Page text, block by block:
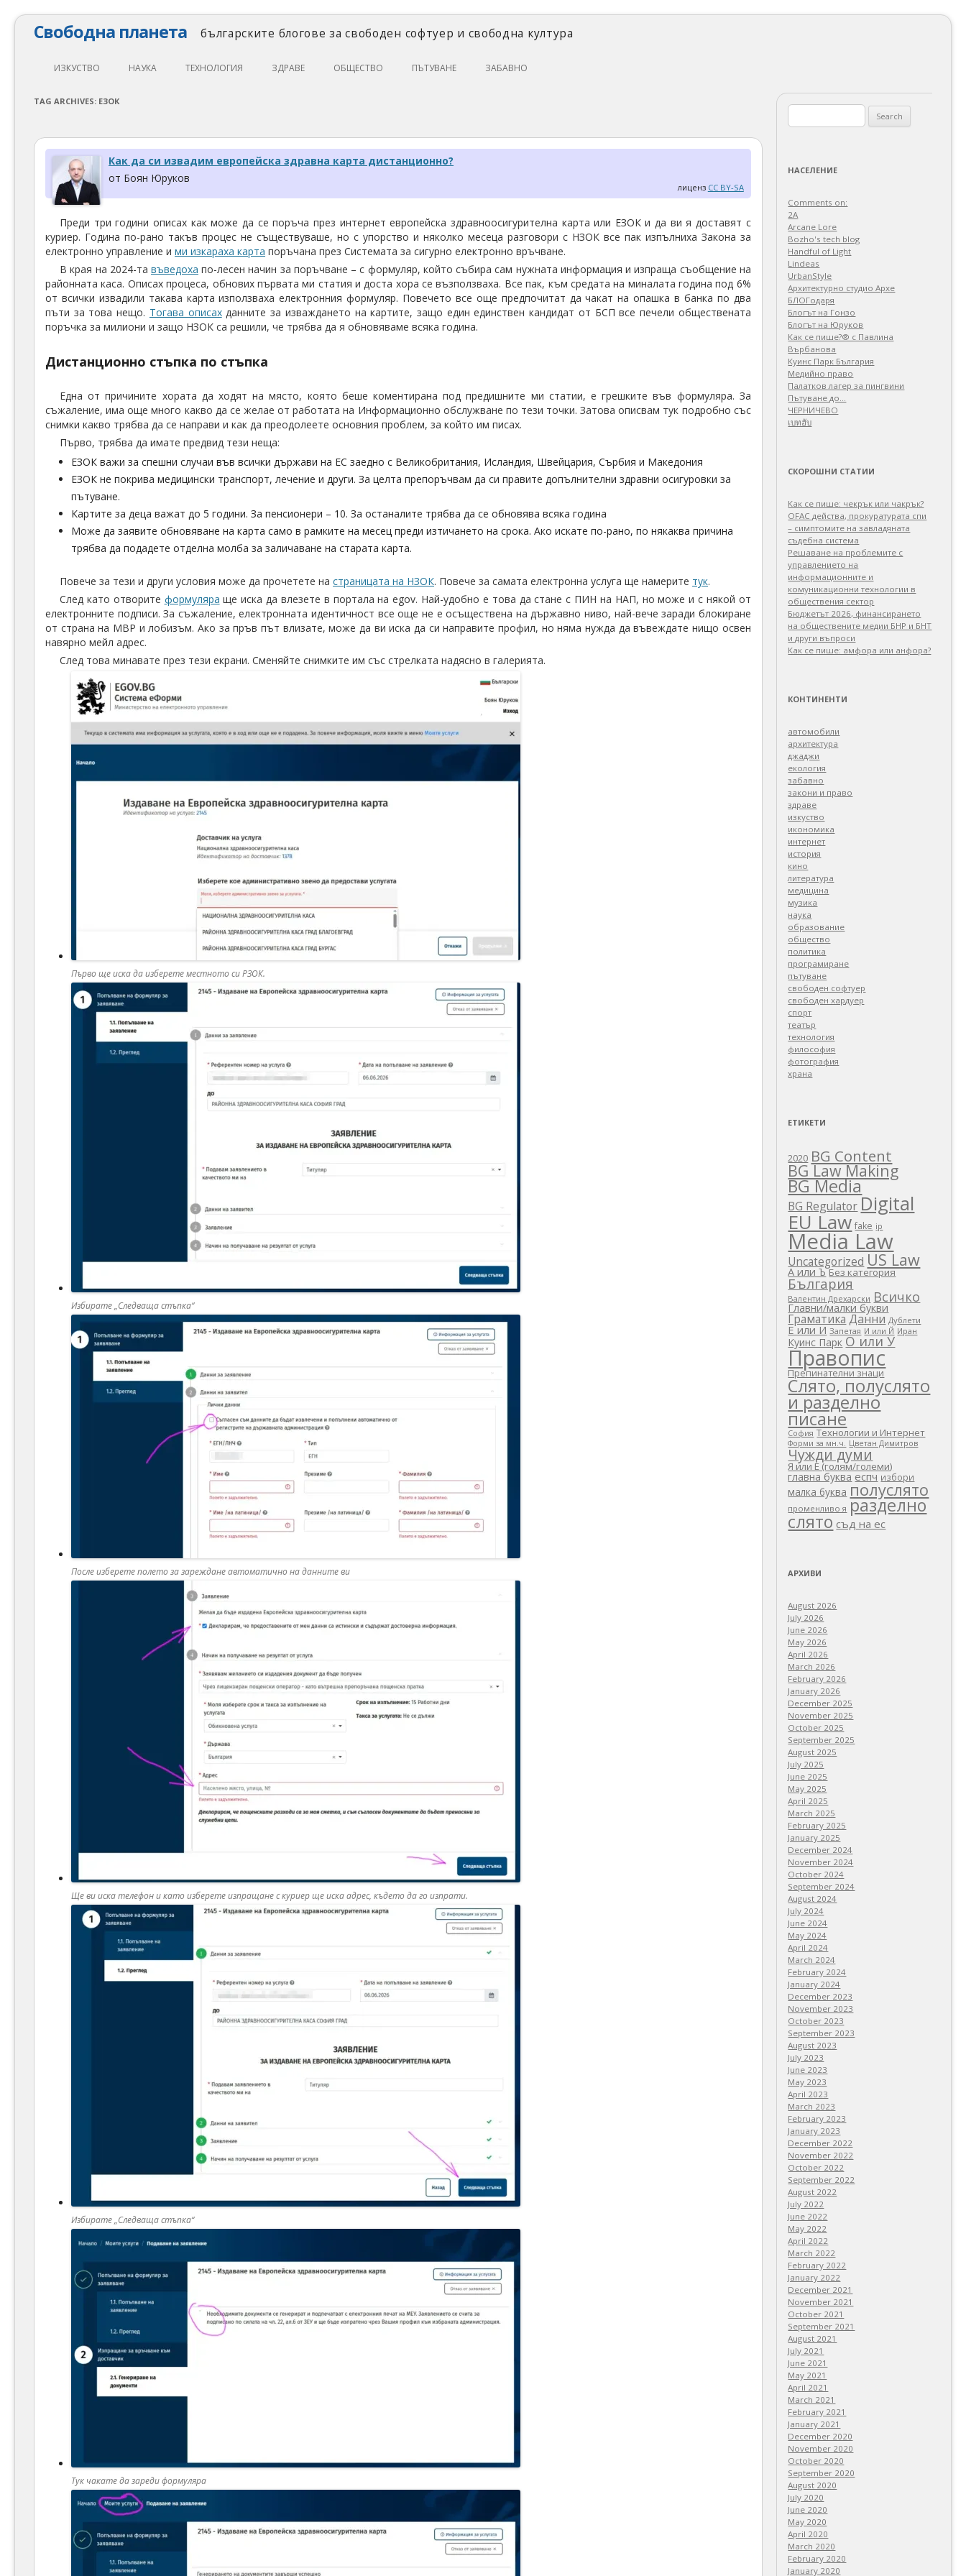
Свободна планета българските блогове за свободен софтуер и свободна култура
Skip
to
ИЗКУСТВО
КИНО
МУЗИКА
ФОТОГРАФИЯ
НАУКА
ФИЗИКА
ОБРАЗОВАНИЕ
ТЕХНОЛОГИЯ
СВОБОДЕН ХАРДУЕР
ДЖАДЖИ
ИНТЕРНЕТ
ЗДРАВЕ ОБЩЕСТВО
ЦИФРОВИ ПРАВА
ПЪТУВАНЕ ЗАБАВНО
TAG ARCHIVES: ЕЗОК
Как да си извадим европейска здравна карта дистанционно?
от Боян Юруков
лиценз CC BY-SA
Преди три години описах как може да се поръча през интернет европейска здравноосигурителна карта или ЕЗОК и да ви я доставят с
куриер. Година по-рано такъв процес не съществуваше, но с упорство и няколко месеца разговори с НЗОК все пак изпълниха Закона за
електронно управление ими изкараха карта поръчана през Системата за сигурно електронно връчване.
В края на 2024-та въведоха по-лесен начин за поръчване – с формуляр, който събира сам нужната информация и изпраща съобщение на
районната каса. Описах процеса, обнових първата ми статия и доста хора се възползваха. Все пак, към средата на миналата година под 6%
от всички извадили такава карта използваха електронния формуляр. Повечето все още предпочитат да чакат на опашка в банка по два
пъти за това нещо. Тогава описахданните за изваждането на картите, защо един единствен кандидат от БСП все печели обществената
поръчка за милиони и защо НЗОК са решили, че трябва да я обновяваме всяка година.
Дистанционно стъпка по стъпка
Една от причините хората да ходят на място, която беше коментирана под предишните ми статии, е грешките във формуляра. За
съжаление, има още много какво да се желае от работата на Информационно обслужване по тези точки. Затова описвам тук подробно със
снимки какво трябва да се направи и как да преодолеете основния проблем, за който им писах.
Първо, трябва да имате предвид тези неща:
ЕЗОК важи за спешни случаи във всички държави на ЕС заедно с Великобритания, Исландия, Швейцария, Сърбия и Македония
ЕЗОК не покрива медицински транспорт, лечение и други. За целта препоръчвам да си правите допълнителни здравни осигуровки за
пътуване.
Картите за деца важат до 5 години. За пенсионери – 10. За останалите трябва да се обновява всяка година
Може да заявите обновяване на карта само в рамките на месец преди изтичането на срока. Ако искате по-рано, по някаква причина
трябва да подадете отделна молба за заличаване на старата карта.
Повече за тези и други условия може да прочетете настраницата на НЗОК. Повече за самата електронна услуга ще намерите тук.
След като отворите формуляра ще иска да влезете в портала на egov. Най-удобно е това да стане с ПИН на НАП, но може и с някой от
електронните подписи. За съжаление, електронната идентичност все още не е осъществена на държавно ниво, най-вече заради блокиране
от страна на МВР и лобизъм. Ако за пръв път влизате, може да ви иска да си направите профил, но няма нужда да въвеждате нищо освен
навярно мейл адрес.
След това минавате през тези екрани. Сменяйте снимките им със стрелката надясно в галерията.
Първо ще иска да изберете местното си РЗОК.
Избирате „Следваща стъпка“
После изберете полето за зареждане автоматично на данните ви
Ще ви иска телефон и като изберете изпращане с куриер ще иска адрес, където да го изпрати.
Избирате „Следваща стъпка“
Тук чакате да зареди формуляра
for:
НАСЕЛЕНИЕ
Comments on:
2A
Arcane Lore
Bozho's tech blog
Handful of Light
Lindeas
UrbanStyle
Архитектурно студио Архе
БЛОГодаря
Блогът на Гонзо
Блогът на Юруков
Как се пише?® с Павлина
Върбанова
Куинс Парк България
Медийно право
Палатков лагер зa пингвини
Пътуване до…
ЧЕРНИЧЕВО
เบทฮับ
СКОРОШНИ СТАТИИ
Как се пише: чекрък или чакрък?
OFAC действа, прокуратурата спи
– симптомите на завладяната
съдебна система
Решаване на проблемите с
управлението на
информационните и
комуникационни технологии в
обществения сектор
Бюджетът 2026, финансирането
на обществените медии БНР и БНТ
и други въпроси
Как се пише: амфора или анфора?
КОНТИНЕНТИ
автомобили
архитектура
джаджи
екология
забавно
закони и право
здраве
изкуство
икономика
интернет
история
кино
литература
медицина
музика
наука
образование
общество
политика
програмиране
пътуване
свободен софтуер
свободен хардуер
спорт
театър
технология
философия
фотография
храна
ЕТИКЕТИ
2020 BG Content
BG Law Making
BG Media
BG Regulator Digital
EU Law fake ip
Media Law
Uncategorized US Law
А или Ъ Без категория
България
Валентин Дрехарски Всичко
Главни/малки букви
Граматика Данни Дублети
Е или И Запетая И или Й Иран
Куинс Парк О или У
Правопис
Препинателни знаци
Слято, полуслято
и разделно
писане
София Технологии и Интернет
Форми за мн.ч. Цветан Димитров
Чужди думи
Я или Е (голям/големи)
главна буква еспч избори
малка буква полуслято
променливо я разделно
слято съд на ес
АРХИВИ
August 2026
July 2026
June 2026
May 2026
April 2026
March 2026
February 2026
January 2026
December 2025
November 2025
October 2025
September 2025
August 2025
July 2025
June 2025
May 2025
April 2025
March 2025
February 2025
January 2025
December 2024
November 2024
October 2024
September 2024
August 2024
July 2024
June 2024
May 2024
April 2024
March 2024
February 2024
January 2024
December 2023
November 2023
October 2023
September 2023
August 2023
July 2023
June 2023
May 2023
April 2023
March 2023
February 2023
January 2023
December 2022
November 2022
October 2022
September 2022
August 2022
July 2022
June 2022
May 2022
April 2022
March 2022
February 2022
January 2022
December 2021
November 2021
October 2021
September 2021
August 2021
July 2021
June 2021
May 2021
April 2021
March 2021
February 2021
January 2021
December 2020
November 2020
October 2020
September 2020
August 2020
July 2020
June 2020
May 2020
April 2020
March 2020
February 2020
January 2020